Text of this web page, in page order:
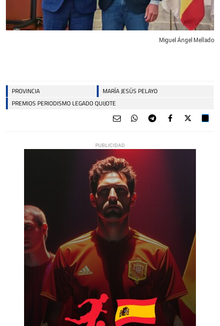
Miguel Ángel Mellado
PROVINCIA
MARÍA JESÚS PELAYO
PREMIOS PERIODISMO LEGADO QUIJOTE